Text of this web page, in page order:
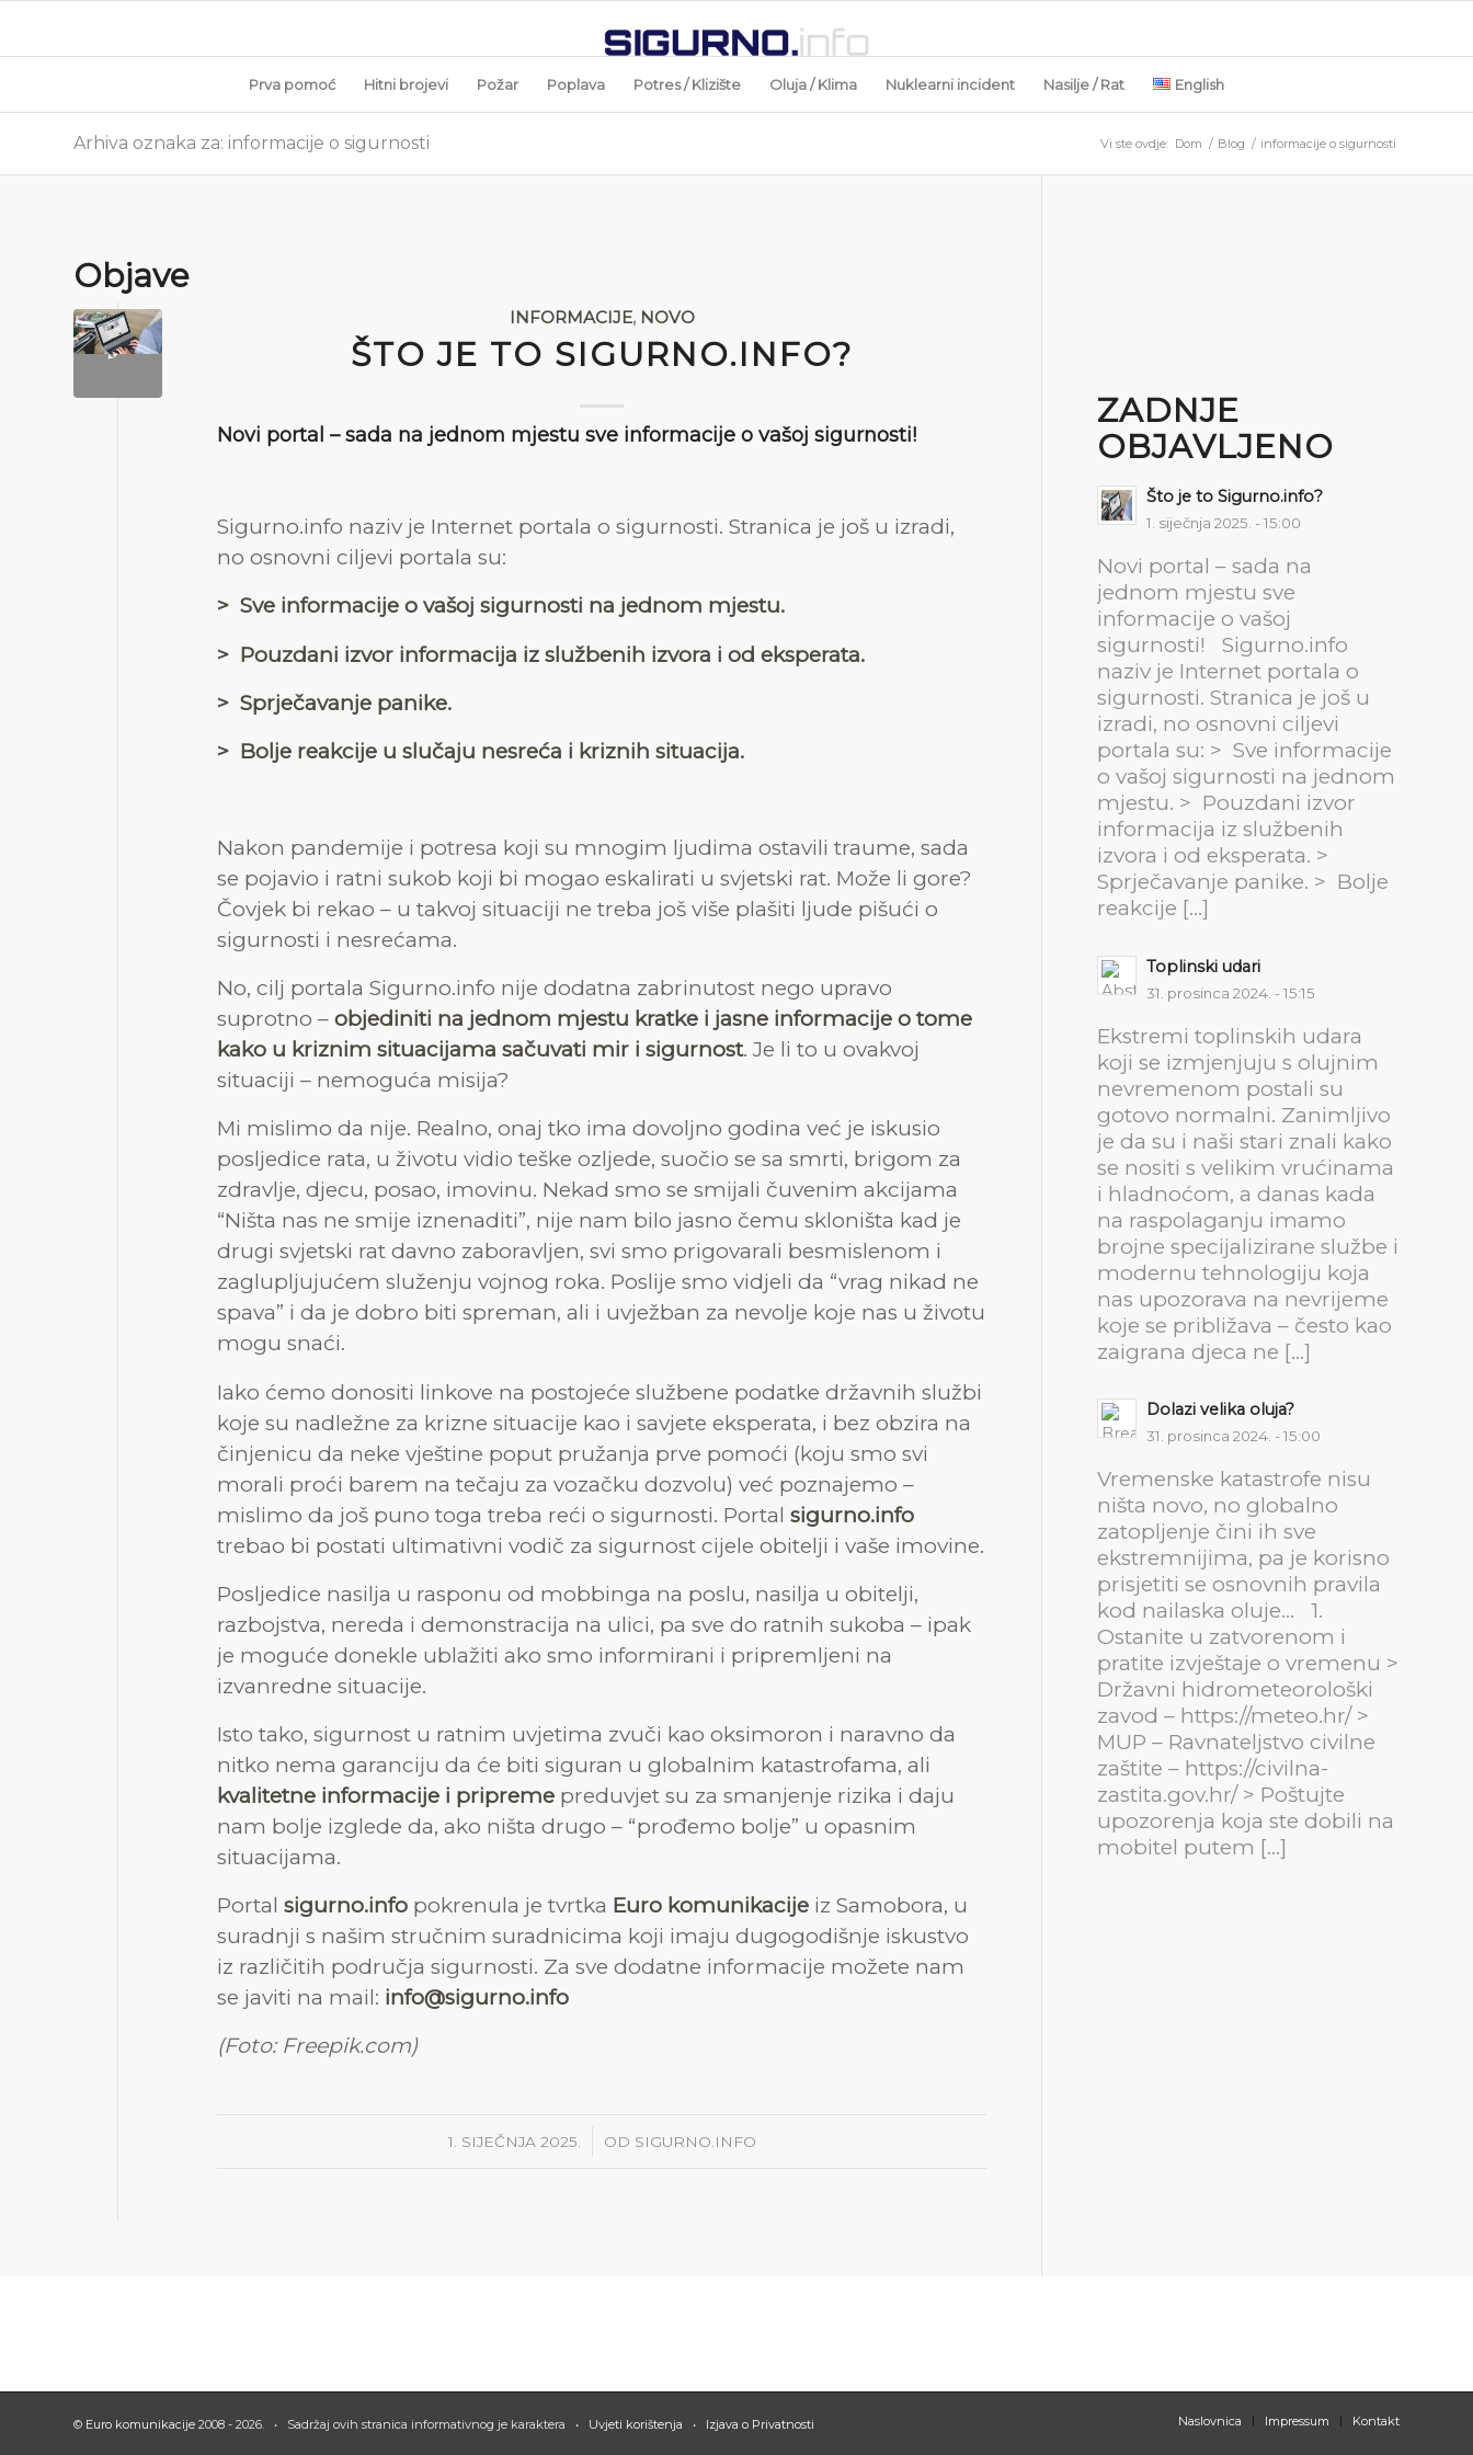
Prva pomoć Hitni brojevi Požar Poplava Potres / Klizište Oluja / Klima Nuklearni incident Nasilje / Rat English
Arhiva oznaka za: informacije o sigurnosti Vi ste ovdje: Dom / Blog / informacije o sigurnosti
Objave
INFORMACIJE, NOVO
ŠTO JE TO SIGURNO.INFO?
Novi portal – sada na jednom mjestu sve informacije o vašoj sigurnosti!
Sigurno.info naziv je Internet portala o sigurnosti. Stranica je još u izradi,
no osnovni ciljevi portala su:
> Sve informacije o vašoj sigurnosti na jednom mjestu.
> Pouzdani izvor informacija iz službenih izvora i od eksperata.
> Sprječavanje panike.
> Bolje reakcije u slučaju nesreća i kriznih situacija.
Nakon pandemije i potresa koji su mnogim ljudima ostavili traume, sada
se pojavio i ratni sukob koji bi mogao eskalirati u svjetski rat. Može li gore?
Čovjek bi rekao – u takvoj situaciji ne treba još više plašiti ljude pišući o
sigurnosti i nesrećama.
No, cilj portala Sigurno.info nije dodatna zabrinutost nego upravo
suprotno – objediniti na jednom mjestu kratke i jasne informacije o tome
kako u kriznim situacijama sačuvati mir i sigurnost. Je li to u ovakvoj
situaciji – nemoguća misija?
Mi mislimo da nije. Realno, onaj tko ima dovoljno godina već je iskusio
posljedice rata, u životu vidio teške ozljede, suočio se sa smrti, brigom za
zdravlje, djecu, posao, imovinu. Nekad smo se smijali čuvenim akcijama
“Ništa nas ne smije iznenaditi”, nije nam bilo jasno čemu skloništa kad je
drugi svjetski rat davno zaboravljen, svi smo prigovarali besmislenom i
zaglupljujućem služenju vojnog roka. Poslije smo vidjeli da “vrag nikad ne
spava” i da je dobro biti spreman, ali i uvježban za nevolje koje nas u životu
mogu snaći.
Iako ćemo donositi linkove na postojeće službene podatke državnih službi
koje su nadležne za krizne situacije kao i savjete eksperata, i bez obzira na
činjenicu da neke vještine poput pružanja prve pomoći (koju smo svi
morali proći barem na tečaju za vozačku dozvolu) već poznajemo –
mislimo da još puno toga treba reći o sigurnosti. Portal sigurno.info
trebao bi postati ultimativni vodič za sigurnost cijele obitelji i vaše imovine.
Posljedice nasilja u rasponu od mobbinga na poslu, nasilja u obitelji,
razbojstva, nereda i demonstracija na ulici, pa sve do ratnih sukoba – ipak
je moguće donekle ublažiti ako smo informirani i pripremljeni na
izvanredne situacije.
Isto tako, sigurnost u ratnim uvjetima zvuči kao oksimoron i naravno da
nitko nema garanciju da će biti siguran u globalnim katastrofama, ali
kvalitetne informacije i pripreme preduvjet su za smanjenje rizika i daju
nam bolje izglede da, ako ništa drugo – “prođemo bolje” u opasnim
situacijama.
Portal sigurno.info pokrenula je tvrtka Euro komunikacije iz Samobora, u
suradnji s našim stručnim suradnicima koji imaju dugogodišnje iskustvo
iz različitih područja sigurnosti. Za sve dodatne informacije možete nam
se javiti na mail: info@sigurno.info
(Foto: Freepik.com)
1. SIJEČNJA 2025.
/ OD SIGURNO.INFO
ZADNJE
OBJAVLJENO
Što je to Sigurno.info?
1. siječnja 2025. - 15:00
Novi portal – sada na
jednom mjestu sve
informacije o vašoj
sigurnosti! Sigurno.info
naziv je Internet portala o
sigurnosti. Stranica je još u
izradi, no osnovni ciljevi
portala su: > Sve informacije
o vašoj sigurnosti na jednom
mjestu. > Pouzdani izvor
informacija iz službenih
izvora i od eksperata. >
Sprječavanje panike. > Bolje
reakcije […]
Toplinski udari
31. prosinca 2024. - 15:15
Ekstremi toplinskih udara
koji se izmjenjuju s olujnim
nevremenom postali su
gotovo normalni. Zanimljivo
je da su i naši stari znali kako
se nositi s velikim vrućinama
i hladnoćom, a danas kada
na raspolaganju imamo
brojne specijalizirane službe i
modernu tehnologiju koja
nas upozorava na nevrijeme
koje se približava – često kao
zaigrana djeca ne […]
Dolazi velika oluja?
31. prosinca 2024. - 15:00
Vremenske katastrofe nisu
ništa novo, no globalno
zatopljenje čini ih sve
ekstremnijima, pa je korisno
prisjetiti se osnovnih pravila
kod nailaska oluje… 1.
Ostanite u zatvorenom i
pratite izvještaje o vremenu >
Državni hidrometeorološki
zavod – https://meteo.hr/ >
MUP – Ravnateljstvo civilne
zaštite – https://civilna-
zastita.gov.hr/ > Poštujte
upozorenja koja ste dobili na
mobitel putem […]
© Euro komunikacije 2008 - 2026. • Sadržaj ovih stranica informativnog je karaktera • Uvjeti korištenja • Izjava o Privatnosti Naslovnica Impressum Kontakt